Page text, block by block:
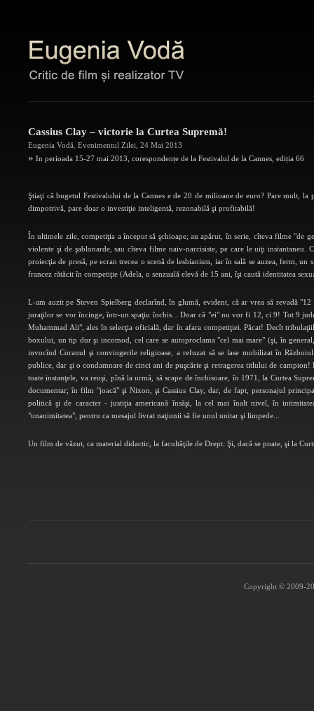
Cassius Clay – victorie la Curtea Supremă!
Eugenia Vodă Evenimentul Zilei 24 Mai 2013
» In perioada 15-27 mai 2013, corespondențe de la Festivalul de la Cannes, ediția 66
Ştiaţi că bugetul Festivalului de la Cannes e de 20 de milioane de euro? Pare mult,
dimpotrivă, pare doar o investiţie inteligentă, rezonabilă şi profitabilă!
În ultimele zile, competiţia a început să şchioape; au apărut, în serie, cîteva filme "de
violente şi de şablonarde, sau cîteva filme naiv-narcisiste, pe care le uiţi instantaneu.
proiecţia de presă, pe ecran trecea o scenă de lesbianism, iar în sală se auzea,
francez rătăcit în competiţie (Adela, o senzuală elevă de 15 ani, îşi caută identitatea
L-am auzit pe Steven Spielberg declarînd, în glumă, evident, că ar vrea să revadă
juraţilor se vor încinge, într-un spaţiu închis... Doar că "ei" nu vor fi 12, ci 9! Tot 9
Muhammad Ali", ales în selecţia oficială, dar în afara competiţiei. Păcat! Decît
boxului, un tip dur şi incomod, cel care se autoproclama "cel mai mare" (şi, în
invocînd Coranul şi convingerile religioase, a refuzat să se lase mobilizat în
publice, dar şi o condamnare de cinci ani de puşcărie şi retragerea titlului de
toate instanţele, va reuşi, pînă la urmă, să scape de închisoare, în 1971, la Curtea
documentar; în film "joacă" şi Nixon, şi Cassius Clay, dar, de fapt, personajul
politică şi de caracter - justiţia americană însăşi, la cel mai înalt nivel, în
"unanimitatea", pentru ca mesajul livrat naţiunii să fie unul unitar şi limpede...
Un film de văzut, ca material didactic, la facultăţile de Drept. Şi, dacă se poate, şi la
Copyright © 2009-